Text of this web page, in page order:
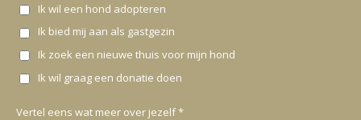
Ik wil een hond adopteren
Ik bied mij aan als gastgezin
Ik zoek een nieuwe thuis voor mijn hond
Ik wil graag een donatie doen
Vertel eens wat meer over jezelf *